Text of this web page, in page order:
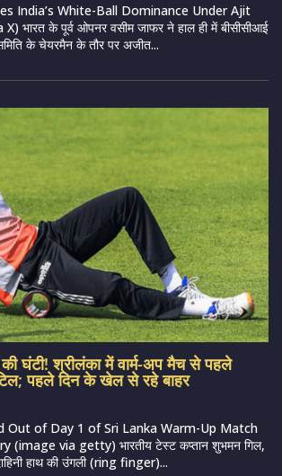
India’s White-Ball Dominance Under Ajit
भारत के पूर्व ओपनर वसीम जाफर ने हाल ही में बीसीसीआई
के चेयरमैन के तौर पर अजीत...
घंटी! श्रीलंका में वार्म-अप मैच से पहले
पहले दिन के खेल से रहे बाहर
Out of Day 1 of Sri Lanka Warm-Up Match
(image via getty) भारतीय टेस्ट कप्तान शुभमन गिल,
हाथ की उंगली (ring finger)...